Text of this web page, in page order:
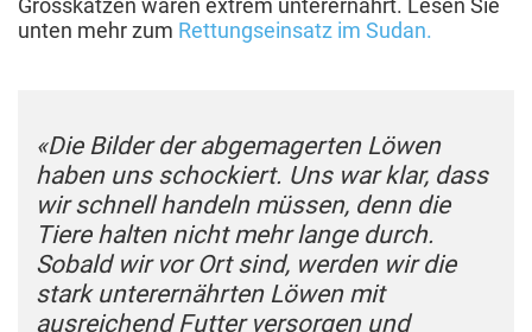
Grosskatzen waren extrem unterernährt. Lesen Sie
unten mehr zum Rettungseinsatz im Sudan.
«Die Bilder der abgemagerten Löwen
haben uns schockiert. Uns war klar, dass
wir schnell handeln müssen, denn die
Tiere halten nicht mehr lange durch.
Sobald wir vor Ort sind, werden wir die
stark unterernährten Löwen mit
ausreichend Futter versorgen und